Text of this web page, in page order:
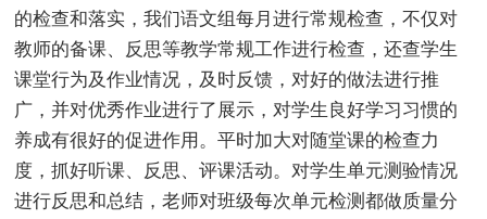
的检查和落实，我们语文组每月进行常规检查，不仅对
教师的备课、反思等教学常规工作进行检查，还查学生
课堂行为及作业情况，及时反馈，对好的做法进行推
广，并对优秀作业进行了展示，对学生良好学习习惯的
养成有很好的促进作用。平时加大对随堂课的检查力
度，抓好听课、反思、评课活动。对学生单元测验情况
进行反思和总结，老师对班级每次单元检测都做质量分